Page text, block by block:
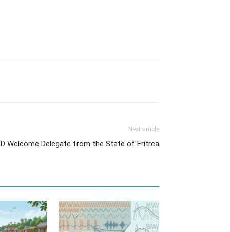
Next article
Welcome Delegate from the State of Eritrea